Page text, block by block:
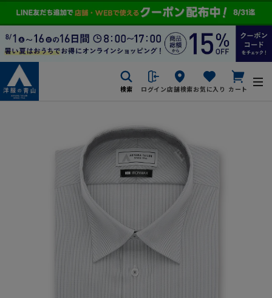
検索 ログイン店舗検索お気に入り カート